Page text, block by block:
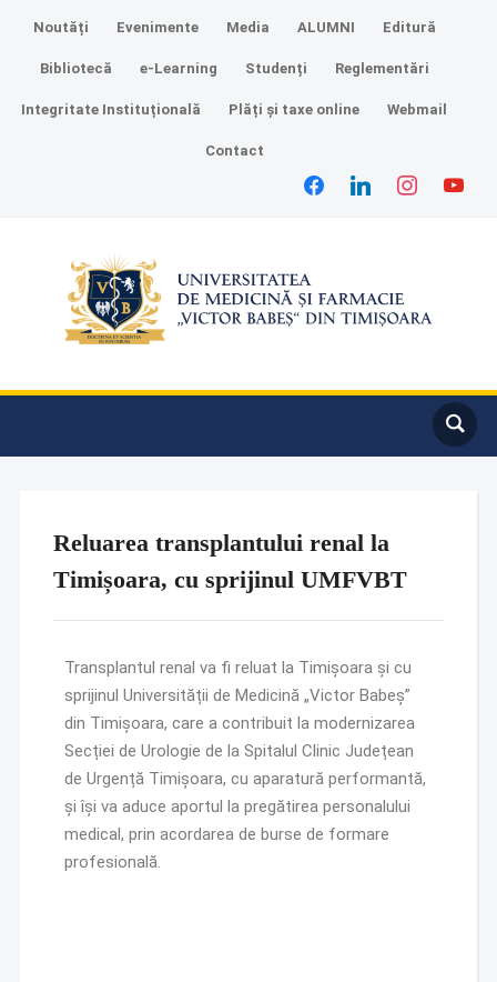
Noutăți Evenimente Media ALUMNI Editură
Bibliotecă e-Learning Studenți Reglementări
Integritate Instituțională Plăți și taxe online Webmail
Contact
Reluarea transplantului renal la
Timișoara, cu sprijinul UMFVBT
Transplantul renal va fi reluat la Timișoara și cu
sprijinul Universității de Medicină „Victor Babeș”
din Timișoara, care a contribuit la modernizarea
Secției de Urologie de la Spitalul Clinic Județean
de Urgență Timișoara, cu aparatură performantă,
și își va aduce aportul la pregătirea personalului
medical, prin acordarea de burse de formare
profesională.